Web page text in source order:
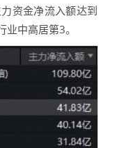
资金净流入额达到
中高居第3。